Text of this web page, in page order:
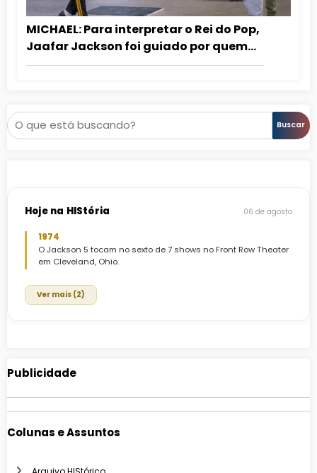
MICHAEL: Para interpretar o Rei do Pop,
Jaafar Jackson foi guiado por quem
dançou com ele
Pesquisar Buscar
Hoje na HIStória 06 de agosto
1974
O Jackson 5 tocam no sexto de 7 shows no Front Row Theater
em Cleveland, Ohio.
Ver mais (2)
Publicidade
Colunas e Assuntos